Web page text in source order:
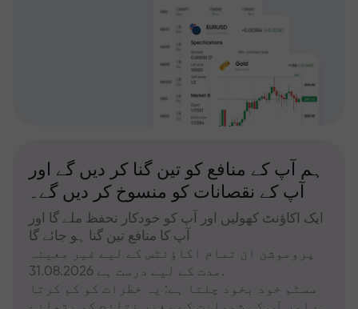
ہم آپ کے منافع کو تین گنا کر دیں گے اور
آپ کے نقصانات کو منسوخ کر دیں گے۔
ایک اکاؤنٹ کھولیں اور آپ کو خودکار تحفظ ملے گا اور
آپ کا منافع تین گنا ہو جائے گا
پروموشن ان تمام اکاؤنٹس کے لیے غیر معینہ
مدت کے لیے درست ہے 31.08.2026.
سسٹم خود بخود چلتا ہے: یہ خطرات کو کم کرتا
ہے اور آپ کی شمولیت کے بغیر نتائج کو بڑھانے